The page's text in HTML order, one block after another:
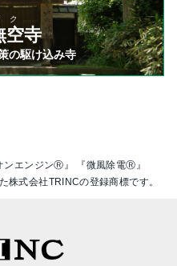
空寺
ク
の駆け込み寺
エンジンⓇ』 『微風除電Ⓡ』
株式会社TRINCの登録商標です。